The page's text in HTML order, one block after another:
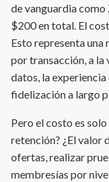
de vanguardia
$200 en total. El
Esto representa una
por transacción, a la
datos, la
fidelización a largo
Pero el costo es
retención? ¿El valor
ofertas, realizar
membresías por